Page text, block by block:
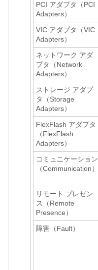
PCI アダプタ（PCI
Adapters）
VIC アダプタ（VIC
Adapters）
ネットワーク アダ
プタ（Network
Adapters）
ストレージ アダプ
タ（Storage
Adapters）
FlexFlash アダプタ
（FlexFlash
Adapters）
コミュニケーション
（Communication）
リモート プレゼン
ス（Remote
Presence）
障害（Fault）